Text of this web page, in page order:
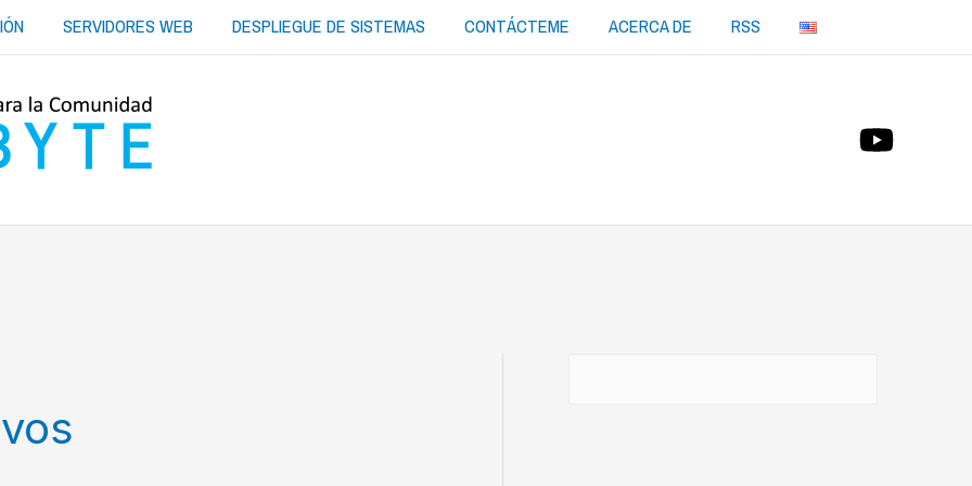
SERVIDORES WEB DESPLIEGUE DE SISTEMAS CONTÁCTEME ACERCA DE RSS